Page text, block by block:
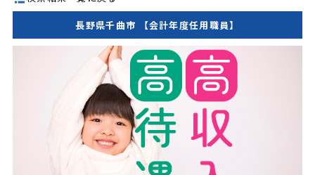
長野県千曲市 【会計年度任用職員】